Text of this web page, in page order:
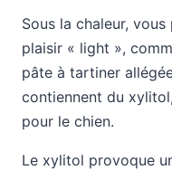
Sous la chaleur,
plaisir « light »,
pâte à tartiner
contiennent du
pour le chien.
Le xylitol provoque